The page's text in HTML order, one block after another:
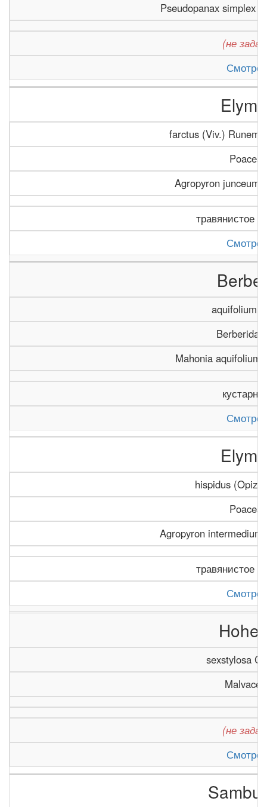
Pseudopanax simplex
(не
farctus (Viv.)
Poaceae
Agropyron junceum
травянистое
aquifolium
Mahonia aquifolium
hispidus (Opiz)
Poaceae
Agropyron intermedium
травянистое
sexstylosa
(не